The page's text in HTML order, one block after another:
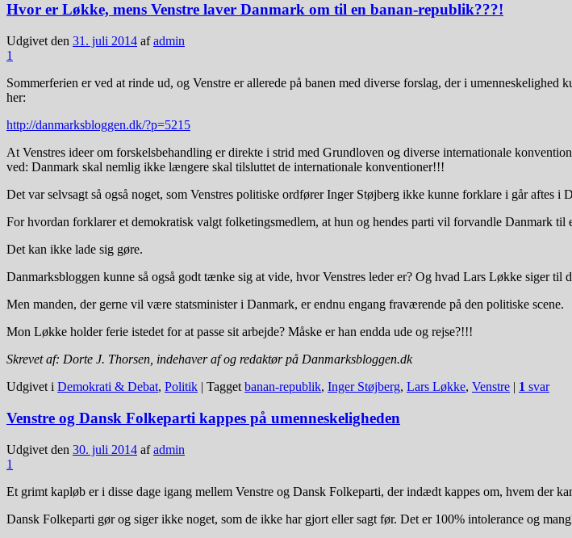
Hvor er Løkke, mens Venstre laver Danmark om til en banan-republik???!
Udgivet den 31. juli 2014 afadmin
1
Sommerferien er ved at rinde ud, og Venstre er allerede på banen med diverse forslag, der i
her:
http://danmarksbloggen.dk/?p=5215
At Venstres ideer om forskelsbehandling er direkte i strid med Grundloven og diverse internationale
ved: Danmark skal nemlig ikke længere skal tilsluttet de internationale konventioner!!!
Det var selvsagt så også noget, som Venstres politiske ordfører Inger Støjberg ikke kunne forklare i går aftes i
For hvordan forklarer et demokratisk valgt folketingsmedlem, at hun og hendes parti vil forvandle Danmark til
Det kan ikke lade sig gøre.
Danmarksbloggen kunne så også godt tænke sig at vide, hvor Venstres leder er? Og hvad Lars Løkke siger til
Men manden, der gerne vil være statsminister i Danmark, er endnu engang fraværende på den politiske scene.
Mon Løkke holder ferie istedet for at passe sit arbejde? Måske er han endda ude og rejse?!!!
Skrevet af: Dorte J. Thorsen, indehaver af og redaktør på Danmarksbloggen.dk
Udgivet i Demokrati & Debat, Politik | Tagget banan-republik, Inger Støjberg, Lars Løkke, Venstre | 1 svar
Venstre og Dansk Folkeparti kappes på umenneskeligheden
Udgivet den 30. juli 2014 afadmin
1
Et grimt kapløb er i disse dage igang mellem Venstre og Dansk Folkeparti, der indædt kappes om, hvem der
Dansk Folkeparti gør og siger ikke noget, som de ikke har gjort eller sagt før. Det er 100% intolerance og